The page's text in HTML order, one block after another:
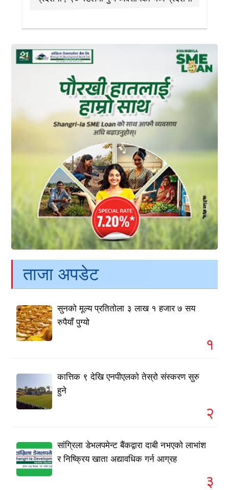
ताजा अपडेट
सुनको मूल्य प्रतितोला ३ लाख १ हजार ७ सय
रुपैयाँ पुग्यो
१
कात्तिक ९ देखि एनपीएलको तेस्रो संस्करण सुरु
हुने
२
सांग्रिला डेभलपमेन्ट बैंकद्वारा दाबी नभएको लाभांश
र निष्क्रिय खाता अद्यावधिक गर्न आग्रह
३